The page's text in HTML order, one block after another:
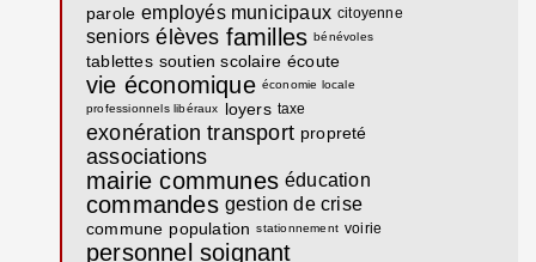
parole employés municipaux citoyenne
seniors élèves familles bénévoles
tablettes soutien scolaire écoute
vie économique économie locale
professionnels libéraux
loyers taxe
exonération transport propreté
associations
mairie communes éducation
commandes gestion de crise
commune population stationnement voirie
personnel soignant